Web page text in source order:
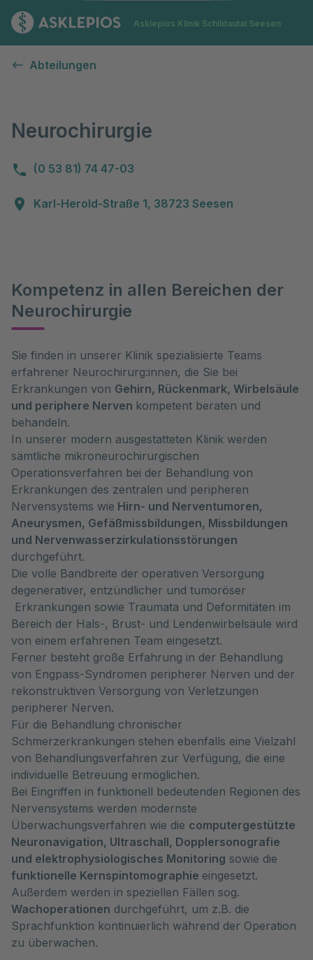
Zur Startseite
Asklepios Klinik Schildautal Seesen
Abteilungen
Neurochirurgie
(0 53 81) 74 47-03
Karl-Herold-Straße 1, 38723 Seesen
Kompetenz in allen Bereichen der
Neurochirurgie
Sie finden in unserer Klinik spezialisierte Teams
erfahrener Neurochirurg:innen, die Sie bei
Erkrankungen von Gehirn, Rückenmark, Wirbelsäule
und periphere Nerven kompetent beraten und
behandeln.
In unserer modern ausgestatteten Klinik werden
sämtliche mikroneurochirurgischen
Operationsverfahren bei der Behandlung von
Erkrankungen des zentralen und peripheren
Nervensystems wie Hirn- und Nerventumoren,
Aneurysmen, Gefäßmissbildungen, Missbildungen
und Nervenwasserzirkulationsstörungen
durchgeführt.
Die volle Bandbreite der operativen Versorgung
degenerativer, entzündlicher und tumoröser
Erkrankungen sowie Traumata und Deformitäten im
Bereich der Hals-, Brust- und Lendenwirbelsäule wird
von einem erfahrenen Team eingesetzt.
Ferner besteht große Erfahrung in der Behandlung
von Engpass-Syndromen peripherer Nerven und der
rekonstruktiven Versorgung von Verletzungen
peripherer Nerven.
Für die Behandlung chronischer
Schmerzerkrankungen stehen ebenfalls eine Vielzahl
von Behandlungsverfahren zur Verfügung, die eine
individuelle Betreuung ermöglichen.
Bei Eingriffen in funktionell bedeutenden Regionen des
Nervensystems werden modernste
Überwachungsverfahren wie die computergestützte
Neuronavigation, Ultraschall, Dopplersonografie
und elektrophysiologisches Monitoring sowie die
funktionelle Kernspintomographie eingesetzt.
Außerdem werden in speziellen Fällen sog.
Wachoperationen durchgeführt, um z.B. die
Sprachfunktion kontinuierlich während der Operation
zu überwachen.